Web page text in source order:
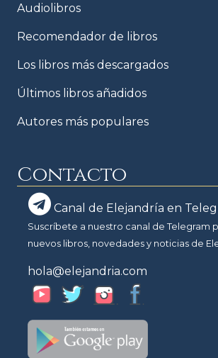
Audiolibros
Recomendador de libros
Los libros más descargados
Últimos libros añadidos
Autores más populares
Contacto
Canal de Elejandría en
Suscríbete a nuestro canal de Telegram
nuevos libros, novedades y noticias de
hola@elejandria.com